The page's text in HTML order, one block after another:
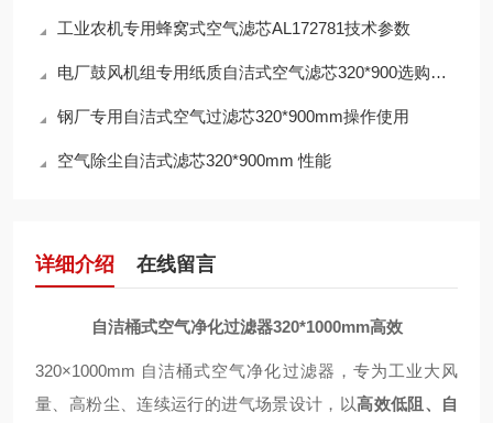
工业农机专用蜂窝式空气滤芯AL172781技术参数
电厂鼓风机组专用纸质自洁式空气滤芯320*900选购指南
钢厂专用自洁式空气过滤芯320*900mm操作使用
空气除尘自洁式滤芯320*900mm 性能
详细介绍 在线留言
自洁桶式空气净化过滤器320*1000mm高效
320×1000mm 自洁桶式空气净化过滤器，专为工业大风
量、高粉尘、连续运行的进气场景设计，以高效低阻、自